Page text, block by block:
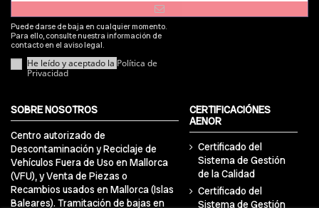
Puede darse de baja en cualquier momento.
Para ello, consulte nuestra información de
contacto en el aviso legal.
He leído y aceptado la Política de
Privacidad
SOBRE NOSOTROS
Centro autorizado de
Descontaminación y Reciclaje de
Vehículos Fuera de Uso en Mallorca
(VFU), y Venta de Piezas o
Recambios usados en Mallorca (Islas
Baleares). Tramitación de bajas en
CERTIFICACIÓNES
AENOR
Certificado del
Sistema de Gestión
de la Calidad
Certificado del
Sistema de Gestión